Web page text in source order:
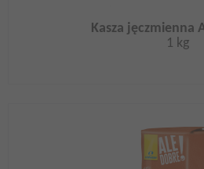
Kasza jęczmienna
1 kg